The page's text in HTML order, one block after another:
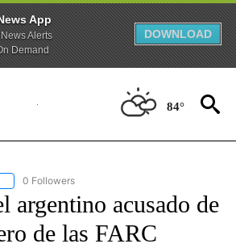
App
Alerts
Demand
DOWNLOAD
84°
FOLLOW "NOTICIAS" TO RECEIVE NOTIFICATIONS
0 Followers
argentino acusado de
de las FARC